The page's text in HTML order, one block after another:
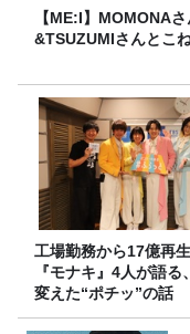
【ME:I】MOMONA
&TSUZUMIさんとこ
工場勤務から17億再
『モナキ』4人が語る
変えた“ポチッ”の話